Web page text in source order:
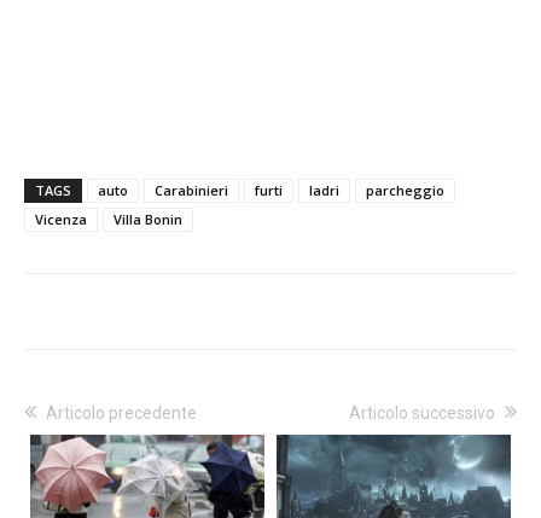
TAGS auto Carabinieri furti ladri
parcheggio
Vicenza
Villa Bonin
Articolo precedente Articolo successivo